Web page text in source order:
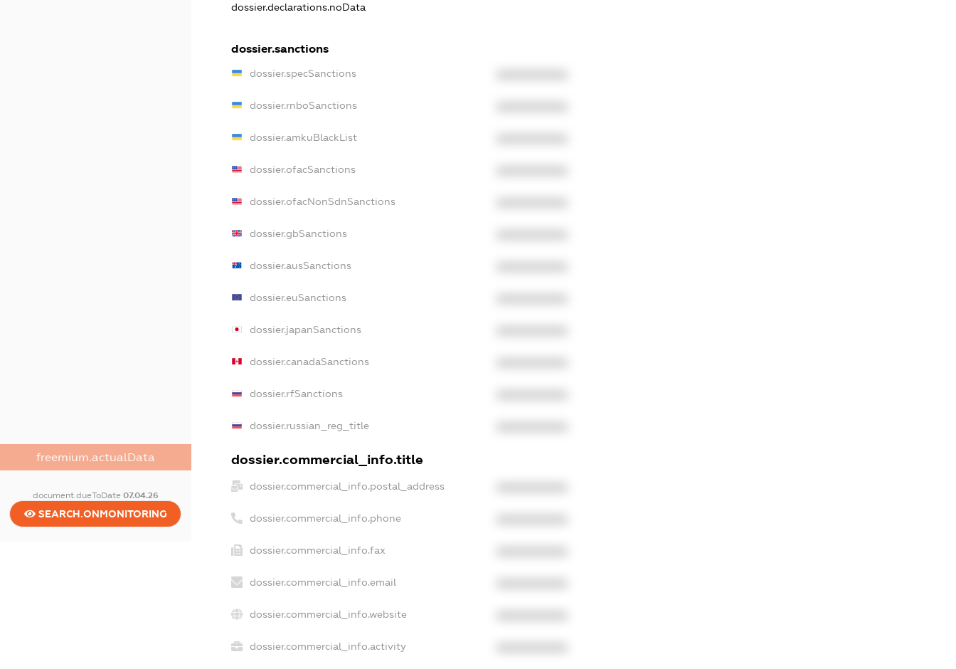
freemium.actualData
document.dueToDate 07.04.26
SEARCH.ONMONITORING
dossier.declarations.noData
dossier.sanctions
dossier.specSanctions
dossier.rnboSanctions
dossier.amkuBlackList
dossier.ofacSanctions
dossier.ofacNonSdnSanctions
dossier.gbSanctions
dossier.ausSanctions
dossier.euSanctions
dossier.japanSanctions
dossier.canadaSanctions
dossier.rfSanctions
dossier.russian_reg_title
dossier.commercial_info.title
dossier.commercial_info.postal_address
dossier.commercial_info.phone
dossier.commercial_info.fax
dossier.commercial_info.email
dossier.commercial_info.website
dossier.commercial_info.activity